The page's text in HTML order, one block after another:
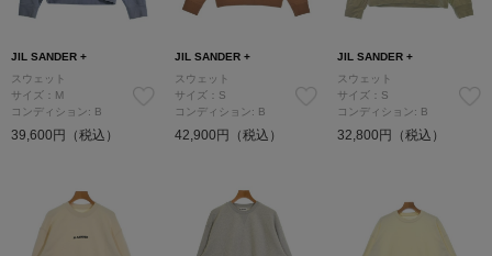
JIL SANDER +
スウェット
サイズ：M
コンディション: B
39,600円（税込）
JIL SANDER +
スウェット
サイズ：S
コンディション: B
42,900円（税込）
JIL SANDER +
スウェット
サイズ：S
コンディション: B
32,800円（税込）